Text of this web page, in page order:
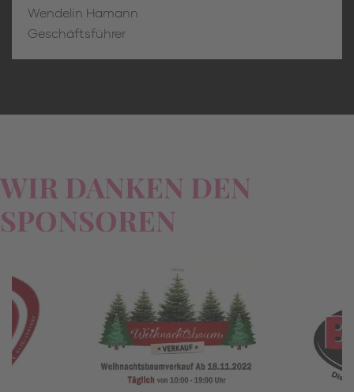
Wendelin Hamann
Geschäftsführer
WIR DANKEN DEN
SPONSOREN